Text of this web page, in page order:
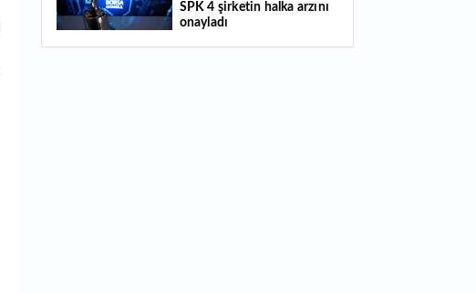
bankacılığı kullanıyor
14:26 Türkiye'nin 2026 dijital karnesi: En çok
SPK 4 şirketin halka arzını
onayladı